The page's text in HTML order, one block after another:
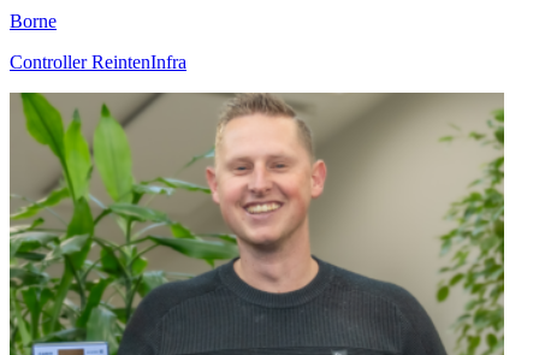
Borne
Controller ReintenInfra